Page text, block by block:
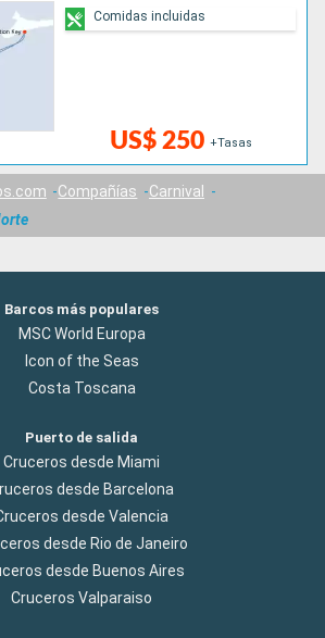
US$ 250 +Tasas
Comidas incluidas
Compañías
Carnival
Barcos más populares
MSC World Europa
Icon of the Seas
Costa Toscana
Puerto de salida
Cruceros desde Miami
desde Barcelona
desde Valencia
desde Rio de Janeiro
desde Buenos Aires
Cruceros Valparaiso